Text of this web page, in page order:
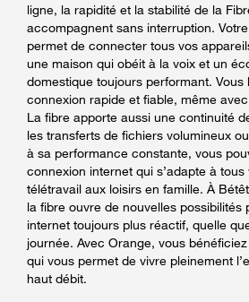
ligne, la rapidité et la stabilité de la
accompagnent sans interruption.
permet de connecter tous vos
une maison qui obéit à la voix et un
domestique toujours performant. Vous
connexion rapide et fiable, même
La fibre apporte aussi une continuité
les transferts de fichiers volumineux
à sa performance constante, vous
connexion internet qui s’adapte à tous
télétravail aux loisirs en famille. À
la fibre ouvre de nouvelles possibilités
internet toujours plus réactif, quelle
journée. Avec Orange, vous
qui vous permet de vivre pleinement
haut débit.